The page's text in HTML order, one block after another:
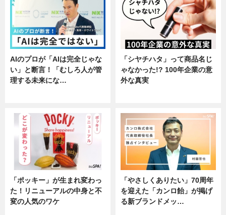
AIのプロが「AIは完全じゃな
い」と断言！「むしろ人が管
理する未来にな…
「シヤチハタ」って商品名じ
ゃなかった!? 100年企業の意
外な真実
「ポッキー」が生まれ変わっ
た！リニューアルの中身と不
変の人気のワケ
「やさしくありたい」70周年
を迎えた「カンロ飴」が掲げ
る新ブランドメッ…